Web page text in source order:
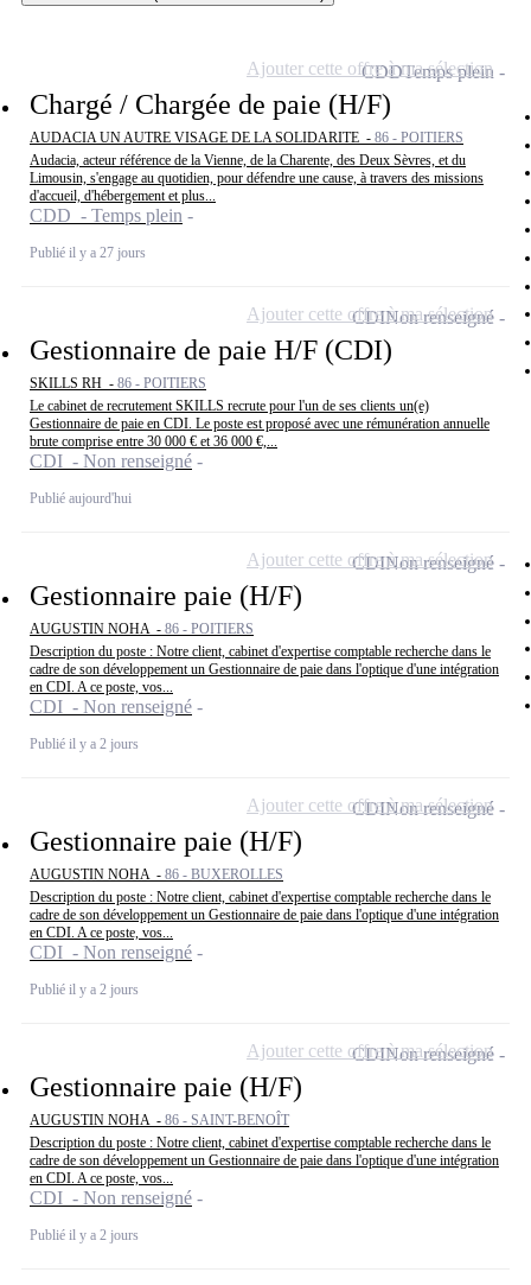
Chargé / Chargée de paie (H/F)
AUDACIA UN AUTRE VISAGE DE LA SOLIDARITE - 86 - POITIERS
Audacia, acteur référence de la Vienne, de la Charente, des Deux Sèvres, et du
Limousin, s'engage au quotidien, pour défendre une cause, à travers des missions
d'accueil, d'hébergement et plus...
CDD - Temps plein
Publié il y a 27 jours
CDDTemps plein
Ajouter cette offre à ma sélection
Gestionnaire de paie H/F (CDI)
SKILLS RH - 86 - POITIERS
Le cabinet de recrutement SKILLS recrute pour l'un de ses clients un(e)
Gestionnaire de paie en CDI. Le poste est proposé avec une rémunération annuelle
brute comprise entre 30 000 € et 36 000 €,...
CDI - Non renseigné
Publié aujourd'hui
CDINon renseigné
Ajouter cette offre à ma sélection
Gestionnaire paie (H/F)
AUGUSTIN NOHA - 86 - POITIERS
Description du poste : Notre client, cabinet d'expertise comptable recherche dans le
cadre de son développement un Gestionnaire de paie dans l'optique d'une intégration
en CDI. A ce poste, vos...
CDI - Non renseigné
Publié il y a 2 jours
CDINon renseigné
Ajouter cette offre à ma sélection
Gestionnaire paie (H/F)
AUGUSTIN NOHA - 86 - BUXEROLLES
Description du poste : Notre client, cabinet d'expertise comptable recherche dans le
cadre de son développement un Gestionnaire de paie dans l'optique d'une intégration
en CDI. A ce poste, vos...
CDI - Non renseigné
Publié il y a 2 jours
CDINon renseigné
Ajouter cette offre à ma sélection
Gestionnaire paie (H/F)
AUGUSTIN NOHA - 86 - SAINT-BENOÎT
Description du poste : Notre client, cabinet d'expertise comptable recherche dans le
cadre de son développement un Gestionnaire de paie dans l'optique d'une intégration
en CDI. A ce poste, vos...
CDI - Non renseigné
Publié il y a 2 jours
CDINon renseigné
Ajouter cette offre à ma sélection